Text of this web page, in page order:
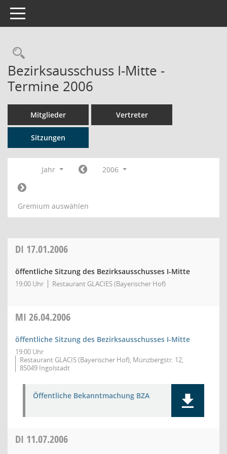
Toggle navigation
Rechercheauswahl
Bezirksausschuss I-Mitte -
Termine 2006
Mitglieder Vertreter
Sitzungen
Jahr 2006
Gremium auswählen
DI 17.01.2006
öffentliche Sitzung des Bezirksausschusses I-Mitte
19:00 Uhr Restaurant GLACIES (Bayerischer Hof)
MI 26.04.2006
öffentliche Sitzung des Bezirksausschusses I-Mitte
19:00 Uhr
Restaurant GLACIS (Bayerischer Hof), Münzbergstr. 12,
85049 Ingolstadt
Öffentliche Bekanntmachung BZA
DI 11.07.2006